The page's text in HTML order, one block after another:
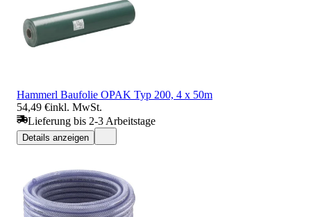
Hammerl Baufolie OPAK Typ 200, 4 x 50m
54,49 €inkl. MwSt.
Lieferung bis 2-3 Arbeitstage
Details anzeigen